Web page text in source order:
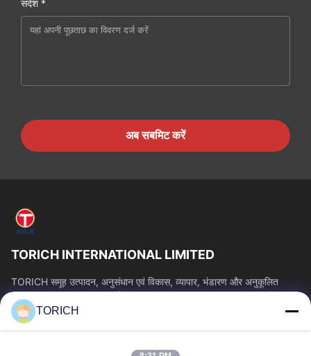
संदेश *
अब सबमिट करें
TORICH INTERNATIONAL LIMITED
TORICH समूह उत्पादन, अनुसंधान एवं विकास, व्यापार, भंडारण और अनुकूलित
प्रसंस्करण में 30 से अधिक वर्षों के अनुभव के साथ एक वन-स्टॉप कच्चे माल सेवा...
त्वरित लिंक
TORICH